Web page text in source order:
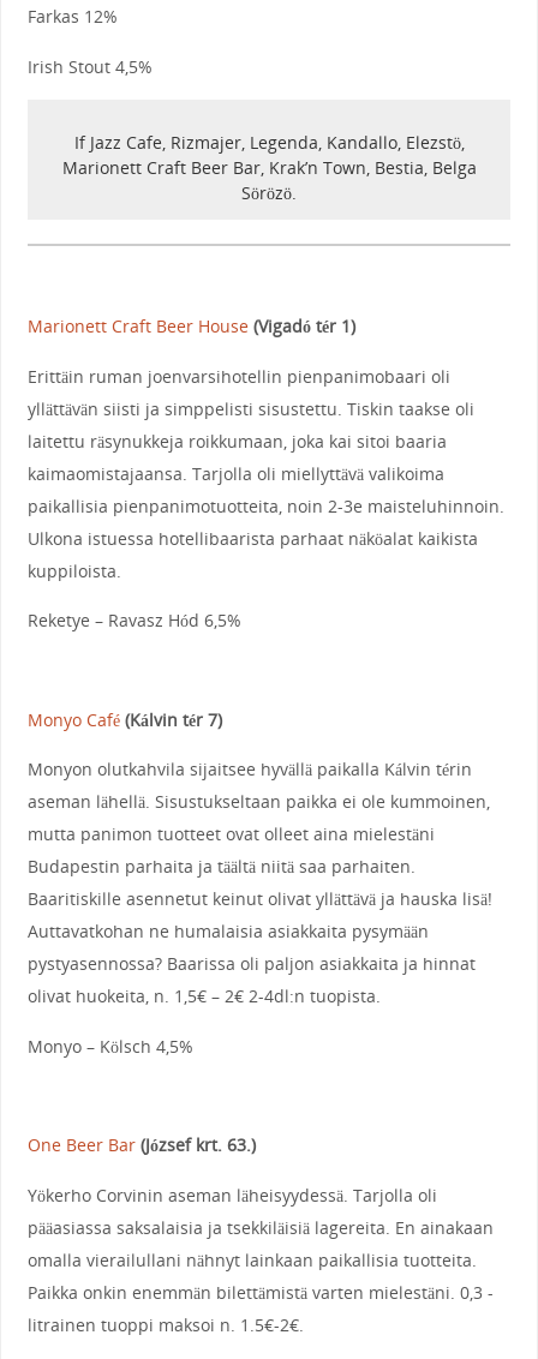
Farkas 12%
Irish Stout 4,5%
If Jazz Cafe, Rizmajer, Legenda, Kandallo, Elezstö,
Marionett Craft Beer Bar, Krak’n Town, Bestia, Belga
Sörözö.
Marionett Craft Beer House (Vigadó tér 1)
Erittäin ruman joenvarsihotellin pienpanimobaari oli
yllättävän siisti ja simppelisti sisustettu. Tiskin taakse oli
laitettu räsynukkeja roikkumaan, joka kai sitoi baaria
kaimaomistajaansa. Tarjolla oli miellyttävä valikoima
paikallisia pienpanimotuotteita, noin 2-3e maisteluhinnoin.
Ulkona istuessa hotellibaarista parhaat näköalat kaikista
kuppiloista.
Reketye – Ravasz Hód 6,5%
Monyo Café (Kálvin tér 7)
Monyon olutkahvila sijaitsee hyvällä paikalla Kálvin térin
aseman lähellä. Sisustukseltaan paikka ei ole kummoinen,
mutta panimon tuotteet ovat olleet aina mielestäni
Budapestin parhaita ja täältä niitä saa parhaiten.
Baaritiskille asennetut keinut olivat yllättävä ja hauska lisä!
Auttavatkohan ne humalaisia asiakkaita pysymään
pystyasennossa? Baarissa oli paljon asiakkaita ja hinnat
olivat huokeita, n. 1,5€ – 2€ 2-4dl:n tuopista.
Monyo – Kölsch 4,5%
One Beer Bar (József krt. 63.)
Yökerho Corvinin aseman läheisyydessä. Tarjolla oli
pääasiassa saksalaisia ja tsekkiläisiä lagereita. En ainakaan
omalla vierailullani nähnyt lainkaan paikallisia tuotteita.
Paikka onkin enemmän bilettämistä varten mielestäni. 0,3 -
litrainen tuoppi maksoi n. 1.5€-2€.